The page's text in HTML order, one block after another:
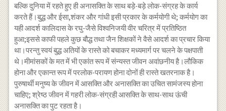
बल्कि दुनिया में रहते हुए ही अनासक्ति के साथ बड़े-बड़े लोक-संग्रह के कार्य
करते हैं।बुद्ध और ईसा,शंकर और गांधी इसी प्रकार के कर्मयोगी थे; कर्मयोग का
यही आदर्श कालिदास के रघु-जैसे विश्वनिजयी वीर चरित्र में प्रतिष्ठित
हुआ;इससे काफी पहले कुछ बौद्ध तथा जैन शिक्षकों ने वैसे आदर्श का प्रचार किया
था।परन्तु स्वयं बुद्ध अतियों के रास्ते को बचाकर मध्यमार्ग पर चलने के पक्षपाती
थे।मीमांसकों के मत में भी एकांत रूप में संन्यस्त जीवन अवांछनीय है।लौकिक
होना और एकान्त रूप में परलोक-परायण होना दोनों ही रास्ते खतरनाक है।
पुरुषार्थी मनुष्य के जीवन में आसक्ति और अनासक्ति का उचित सामंजस्य होना
चाहिए; श्रेष्ठ जीवन में गहरी लोक-संग्रही आसक्ति के साथ-साथ ऊंची
अनासक्ति का पुट रहता है।